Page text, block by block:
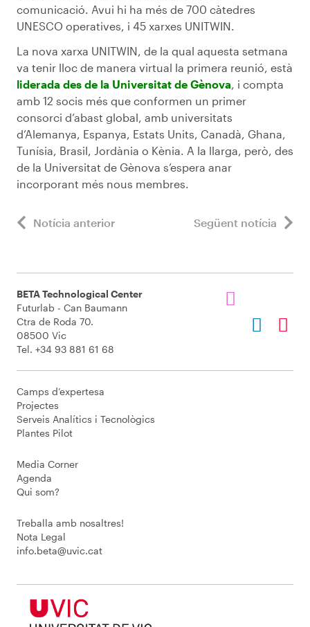
comunicació. Avui hi ha més de 700 càtedres
UNESCO operatives, i 45 xarxes UNITWIN.
La nova xarxa UNITWIN, de la qual aquesta setmana
va tenir lloc de manera virtual la primera reunió, està
liderada des de la Universitat de Gènova , i compta
amb 12 socis més que conformen un primer
consorci d’abast global, amb universitats
d’Alemanya, Espanya, Estats Units, Canadà, Ghana,
Tunísia, Brasil, Jordània o Kènia. A la llarga, però, des
de la Universitat de Gènova s’espera anar
incorporant més nous membres.
Notícia anterior Següent notícia
BETA Technological Center
Futurlab - Can Baumann
Ctra de Roda 70.
08500 Vic
Tel. +34 93 881 61 68
Camps d’expertesa
Projectes
Serveis Analítics i Tecnològics
Plantes Pilot
Media Corner
Agenda
Qui som?
Treballa amb nosaltres!
Nota Legal
info.beta@uvic.cat